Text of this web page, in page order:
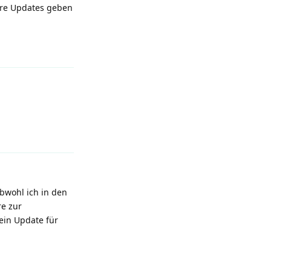
Updates geben
ich in den
zur
Update für